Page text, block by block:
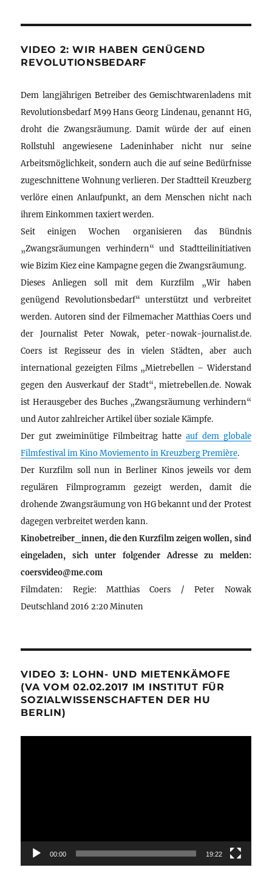
VIDEO 2: WIR HABEN GENÜGEND
REVOLUTIONSBEDARF
Dem langjährigen Betreiber des Gemischtwarenladens mit
Revolutionsbedarf M99 Hans Georg Lindenau, genannt HG,
droht die Zwangsräumung. Damit würde der auf einen
Rollstuhl angewiesene Ladeninhaber nicht nur seine
Arbeitsmöglichkeit, sondern auch die auf seine Bedürfnisse
zugeschnittene Wohnung verlieren. Der Stadtteil Kreuzberg
verlöre einen Anlaufpunkt, an dem Menschen nicht nach
ihrem Einkommen taxiert werden.
Seit einigen Wochen organisieren das Bündnis
„Zwangsräumungen verhindern“ und Stadtteilinitiativen
wie Bizim Kiez eine Kampagne gegen die Zwangsräumung.
Dieses Anliegen soll mit dem Kurzfilm „Wir haben
genügend Revolutionsbedarf“ unterstützt und verbreitet
werden. Autoren sind der Filmemacher Matthias Coers und
der Journalist Peter Nowak, peter-nowak-journalist.de.
Coers ist Regisseur des in vielen Städten, aber auch
international gezeigten Films „Mietrebellen – Widerstand
gegen den Ausverkauf der Stadt“, mietrebellen.de. Nowak
ist Herausgeber des Buches „Zwangsräumung verhindern“
und Autor zahlreicher Artikel über soziale Kämpfe.
Der gut zweiminütige Filmbeitrag hatte auf dem globale
Filmfestival im Kino Moviemento in Kreuzberg Première.
Der Kurzfilm soll nun in Berliner Kinos jeweils vor dem
regulären Filmprogramm gezeigt werden, damit die
drohende Zwangsräumung von HG bekannt und der Protest
dagegen verbreitet werden kann.
Kinobetreiber_innen, die den Kurzfilm zeigen wollen, sind
eingeladen, sich unter folgender Adresse zu melden:
coersvideo@me.com
Filmdaten: Regie: Matthias Coers / Peter Nowak
Deutschland 2016 2:20 Minuten
VIDEO 3: LOHN- UND MIETENKÄMOFE
(VA VOM 02.02.2017 IM INSTITUT FÜR
SOZIALWISSENSCHAFTEN DER HU
BERLIN)
00:00 19:22